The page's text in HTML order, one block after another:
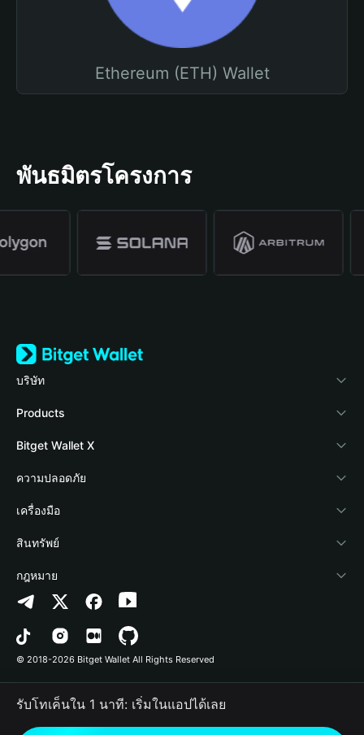
Ethereum (ETH) Wallet
พันธมิตรโครงการ
บริษัท
เกี่ยวกับ Bitget Wallet
Blog
Academy
ข่าวสารด้านคริปโต
ศูนย์ช่วยเหลือ
ติดต่อเรา
ทรัพยากรข้อมูลของแบรนด์
อาชีพ
Products
Crypto Card
Stablecoin Earn
Payfi Crypto
Crypto Swap API
Altcoin Season Index
Prediction Markets
DApp
RWA
Bitget Wallet X
นักพัฒนา
เชื่อมต่อ Wallet
Bitget Wallet Pay
ลิสต์โปรเจกต์
ความปลอดภัย
Protection Fund
เทคโนโลยีความปลอดภัย
เครื่องมือ
ซื้อคริปโต
การตรวจจับการอนุญาต
การตรวจจับสัญญา
การโอนเป็นชุด
สินทรัพย์
Arbitrum
Avalanche
Bitcoin
Polygon
กฎหมาย
นโยบายความเป็นส่วนตัว
ข้อตกลงในการใช้บริการ
© 2018-2026 Bitget Wallet All Rights Reserved
รับโทเค็นใน 1 นาที: เริ่มในแอปได้เลย